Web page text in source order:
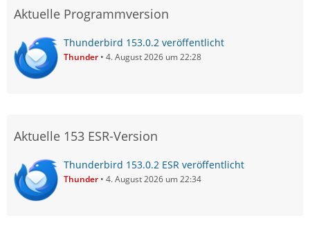
Aktuelle Programmversion
Thunderbird 153.0.2 veröffentlicht
Thunder 4. August 2026 um 22:28
Aktuelle 153 ESR-Version
Thunderbird 153.0.2 ESR veröffentlicht
Thunder 4. August 2026 um 22:34